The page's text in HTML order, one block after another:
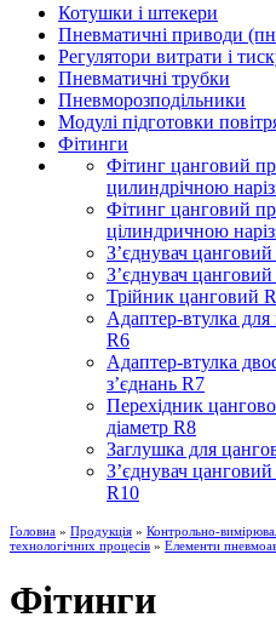
Котушки і штекери
Пневматичні приводи
Регулятори витрати і
Пневматичні трубки
Пневморозподільники
Модулі підготовки
Фітинги
Фітинг цанговий
цилиндрічною
Фітинг цанговий
цілиндричною
З’єднувач
З’єднувач
Трійник цанговий
Адаптер-втулка для
R6
Адаптер-втулка
з’єднань R7
Перехідник
діаметр R8
Заглушка для
З’єднувач
R10
Головна » Продукція » Контрольно-
технологічних процесів » Елементи
Фітинги